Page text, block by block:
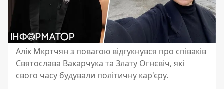
Алік Мкртчян з повагою відгукнувся про співаків
Святослава Вакарчука та Злату Огнєвіч, які
свого часу будували політичну кар'єру.